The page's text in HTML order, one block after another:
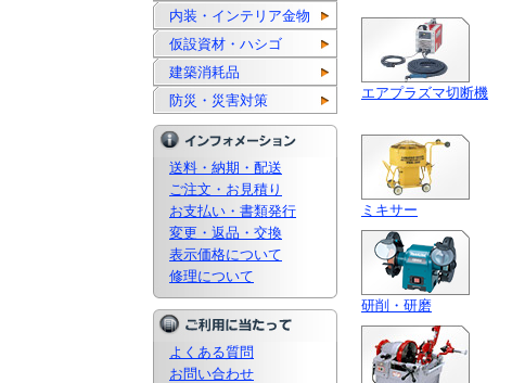
内装・インテリア金物
仮設資材・ハシゴ
建築消耗品
防災・災害対策
送料・納期・配送
ご注文・お見積り
お支払い・書類発行
変更・返品・交換
表示価格について
修理について
よくある質問
お問い合わせ
エアプラズマ切断機
ミキサー
研削・研磨